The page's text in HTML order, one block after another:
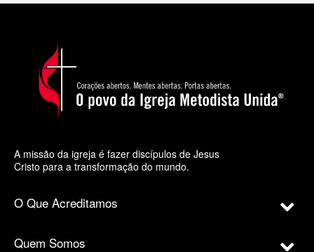
A missão da igreja é fazer discípulos de Jesus
Cristo para a transformação do mundo.
O Que Acreditamos
Quem Somos